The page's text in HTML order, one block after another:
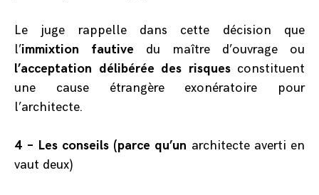
Le juge rappelle dans cette décision que
l’immixtion fautive du maître d’ouvrage ou
l’acceptation délibérée des risques constituent
une cause étrangère exonératoire pour
l’architecte.
4 – Les conseils (parce qu’un architecte averti en
vaut deux)